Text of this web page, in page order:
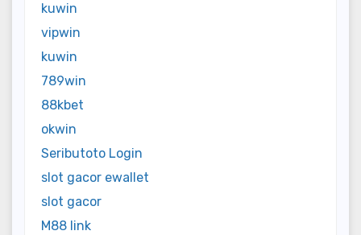
kuwin
vipwin
kuwin
789win
88kbet
okwin
Seributoto Login
slot gacor ewallet
slot gacor
M88 link